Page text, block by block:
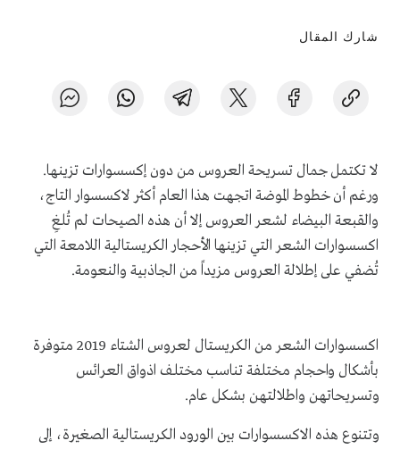
شارك المقال
لا تكتمل جمال تسريحة العروس من دون إكسسوارات تزينها.
ورغم أن خطوط الموضة اتجهت هذا العام أكثر لاكسسوار التاج،
والقبعة البيضاء لشعر العروس إلا أن هذه الصيحات لم تُلغِ
اكسسوارات الشعر التي تزينها الأحجار الكريستالية اللامعة التي
تُضفي على إطلالة العروس مزيداً من الجاذبية والنعومة.
اكسسوارات الشعر من الكريستال لعروس الشتاء 2019 متوفرة
بأشكال واحجام مختلفة تناسب مختلف اذواق العرائس
وتسريحاتهن واطلالتهن بشكل عام.
وتتنوع هذه الاكسسوارات بين الورود الكريستالية الصغيرة، إلى